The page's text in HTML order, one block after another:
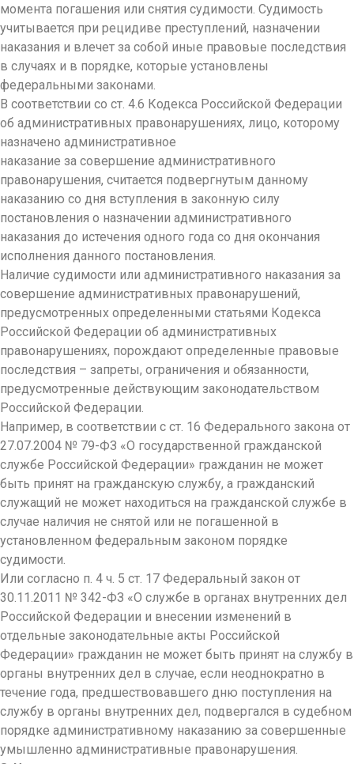
момента погашения или снятия судимости. Судимость
учитывается при рецидиве преступлений, назначении
наказания и влечет за собой иные правовые последствия
в случаях и в порядке, которые установлены
федеральными законами.
В соответствии со ст. 4.6 Кодекса Российской Федерации
об административных правонарушениях, лицо, которому
назначено административное
наказание за совершение административного
правонарушения, считается подвергнутым данному
наказанию со дня вступления в законную силу
постановления о назначении административного
наказания до истечения одного года со дня окончания
исполнения данного постановления.
Наличие судимости или административного наказания за
совершение административных правонарушений,
предусмотренных определенными статьями Кодекса
Российской Федерации об административных
правонарушениях, порождают определенные правовые
последствия – запреты, ограничения и обязанности,
предусмотренные действующим законодательством
Российской Федерации.
Например, в соответствии с ст. 16 Федерального закона от
27.07.2004 № 79-ФЗ «О государственной гражданской
службе Российской Федерации» гражданин не может
быть принят на гражданскую службу, а гражданский
служащий не может находиться на гражданской службе в
случае наличия не снятой или не погашенной в
установленном федеральным законом порядке
судимости.
Или согласно п. 4 ч. 5 ст. 17 Федеральный закон от
30.11.2011 № 342-ФЗ «О службе в органах внутренних дел
Российской Федерации и внесении изменений в
отдельные законодательные акты Российской
Федерации» гражданин не может быть принят на службу в
органы внутренних дел в случае, если неоднократно в
течение года, предшествовавшего дню поступления на
службу в органы внутренних дел, подвергался в судебном
порядке административному наказанию за совершенные
умышленно административные правонарушения.